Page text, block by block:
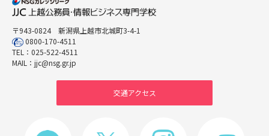
〒943-0824 新潟県上越市北城町3-4-1
0800-170-4511
TEL： 025-522-4511
MAIL： jjc@nsg.gr.jp
交通アクセス